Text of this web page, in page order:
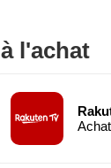
à l'achat